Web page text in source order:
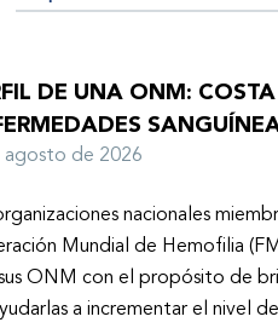
DE UNA ONM:
agosto de 2026
nacionales
Mundial de Hemofilia
ONM con el propósito de
a incrementar el nivel